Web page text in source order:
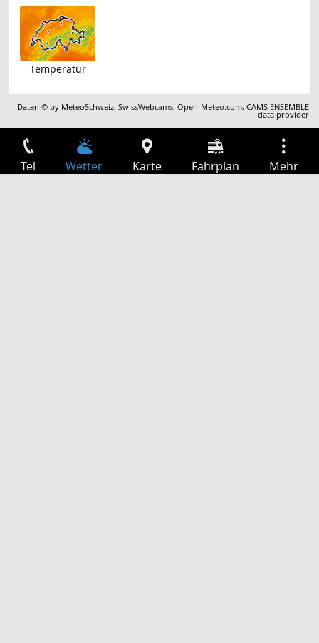
Temperatur
Daten © by MeteoSchweiz,SwissWebcams,Open-Meteo.com,CAMS ENSEMBLE
data provider
Tel Wetter Karte Fahrplan Mehr